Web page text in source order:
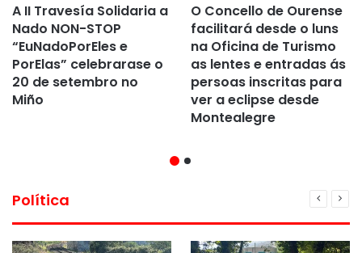
A II Travesía Solidaria a
Nado NON-STOP
“EuNadoPorEles e
PorElas” celebrarase o
20 de setembro no
Miño
O Concello de Ourense
facilitará desde o luns
na Oficina de Turismo
as lentes e entradas ás
persoas inscritas para
ver a eclipse desde
Montealegre
Política